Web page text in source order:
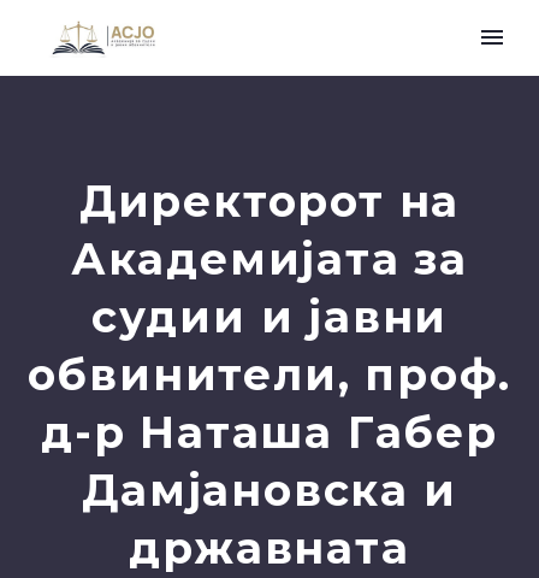
Директорот на
Академијата за
судии и јавни
обвинители, проф.
д-р Наташа Габер
Дамјановска и
државната